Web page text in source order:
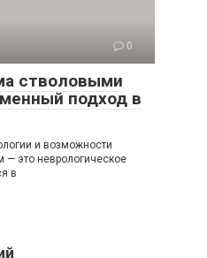
0
стволовыми
подход в
и возможности
— это неврологическое
в